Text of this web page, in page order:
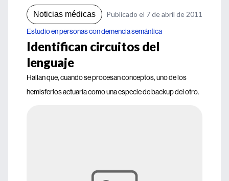
Noticias médicas Publicado el 7 de abril de 2011
Estudio en personas con demencia semántica
Identifican circuitos del
lenguaje
Hallan que, cuando se procesan conceptos, uno de los
hemisferios actuaría como una especie de backup del otro.